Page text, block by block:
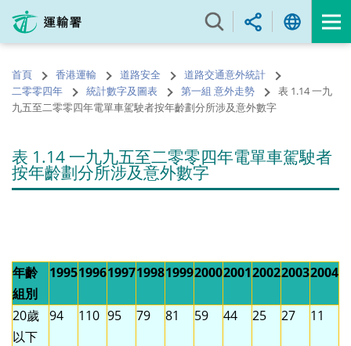
內
的
開
首頁 香港運輸 道路安全
道路交通意外統計
二零零四年
統計數字及圖表 第一組 意外走勢
表 1.14 一九
九五至二零零四年電單車駕駛者按年齡劃分所涉及意外數字
表 1.14 一九九五至二零零四年電單車駕駛者
按年齡劃分所涉及意外數字
年齡
組別
1995199619971998199920002001200220032004
20歲
以下
94 110 95 79 81 59 44 25 27 11